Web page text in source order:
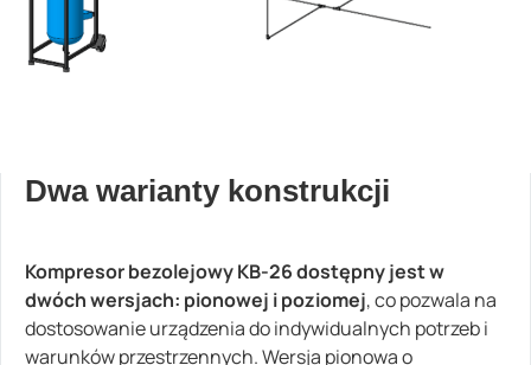
Dwa warianty konstrukcji
Kompresor bezolejowy KB-26 dostępny jest w
dwóch wersjach: pionowej i poziomej, co pozwala na
dostosowanie urządzenia do indywidualnych potrzeb i
warunków przestrzennych. Wersja pionowa o